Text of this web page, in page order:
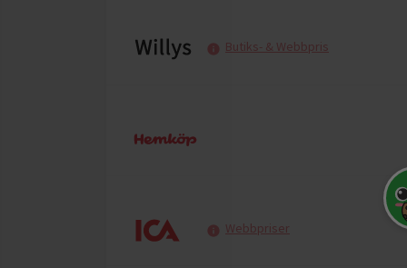
Butiks- & Webbpris
Webbpriser